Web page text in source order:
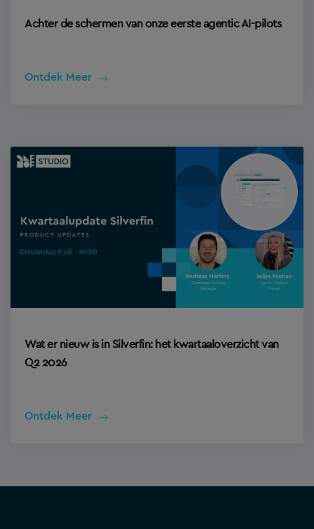
Achter de schermen van onze eerste agentic AI-pilots
Ontdek Meer
Wat er nieuw is in Silverfin: het kwartaaloverzicht van
Q2 2026
Ontdek Meer